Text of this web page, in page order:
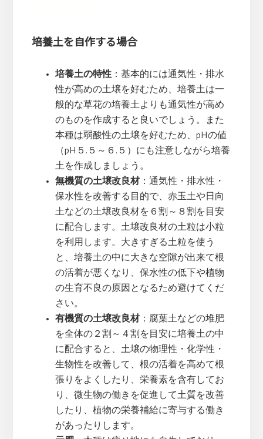
培養土を自作する場合
培養土の特性：基本的には通気性・排水
性が高めの土壌を好むため、培養土は一
般的な草花の培養土よりも通気性が高め
のものを作成すると良いでしょう。また
本種は弱酸性の土壌を好むため、pHの値
（pH５.５～６.５）にも注意しながら培養
土を作成しましょう。
無機質の土壌改良材：通気性・排水性・
保水性を改善する目的で、赤玉土や日向
土などの土壌改良材を６割～８割を目安
に配合します。土壌改良材の土粒は小粒
を利用します。大きすぎる土粒を使う
と、培養土の中に大きな空隙が出来て根
の活着が悪くなり、保水性の低下や植物
の生育不良の原因となるため避けてくだ
さい。
有機質の土壌改良材：腐葉土などの堆肥
を全体の２割～４割を目安に培養土の中
に配合すると、土壌の物理性・化学性・
生物性を改善して、根の活着を高めて根
張りをよくしたり、栄養素を含有してお
り、微生物の働きを促進して土質を改善
したり、植物の栄養補給に寄与する働き
があったりします。